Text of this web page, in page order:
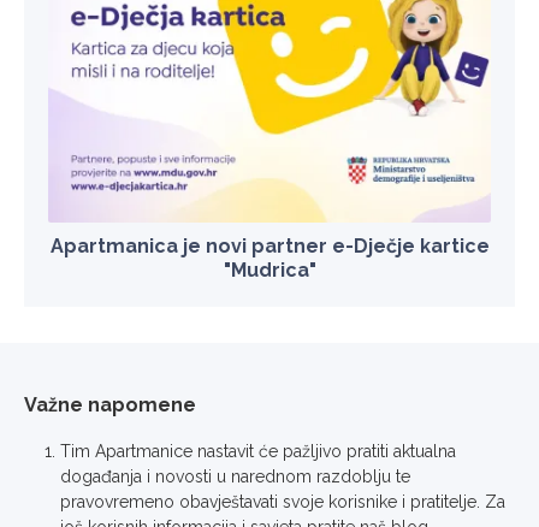
Apartmanica je novi partner e-Dječje kartice
"Mudrica"
Važne napomene
Tim Apartmanice nastavit će pažljivo pratiti aktualna
događanja i novosti u narednom razdoblju te
pravovremeno obavještavati svoje korisnike i pratitelje. Za